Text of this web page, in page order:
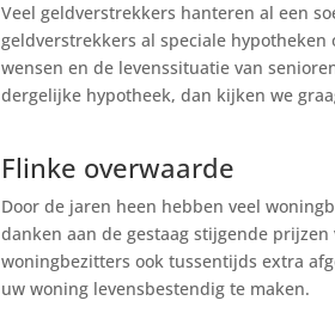
Veel geldverstrekkers hanteren al een
geldverstrekkers al speciale
wensen en de levenssituatie van
dergelijke hypotheek, dan kijken we
Flinke overwaarde
Door de jaren heen hebben veel
danken aan de gestaag stijgende
woningbezitters ook tussentijds extra
uw woning levensbestendig te maken.